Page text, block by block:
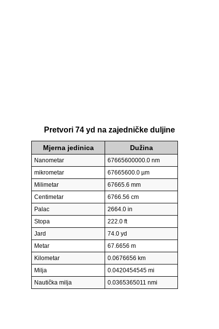
Pretvori 74 yd na zajedničke duljine
Mjerna jedinica Dužina
Nanometar
67665600000.0 nm
mikrometar
67665600.0 µm
Milimetar
67665.6 mm
Centimetar
6766.56 cm
Palac
2664.0 in
Stopa
222.0 ft
Jard
74.0 yd
Metar
67.6656 m
Kilometar
0.0676656 km
Milja
0.0420454545 mi
Nautička milja
0.0365365011 nmi